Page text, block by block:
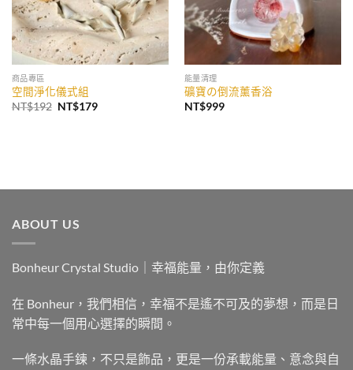
商品專區
空間淨化儀式組
NT$192 原
NT$179目
能量清理
礦寶の倒流薰香浴
NT$999
ABOUT US
Bonheur Crystal Studio｜幸福能量，由你定義
在 Bonheur，我們相信，幸福不是遙不可及的夢想，而是日
常中每一個用心選擇的瞬間。
一條水晶手鍊，不只是飾品，更是一份承載能量、意念與自